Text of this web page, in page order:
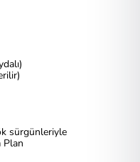
sürgünleriyle
Plan